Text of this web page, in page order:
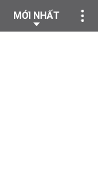
MỚI NHẤT